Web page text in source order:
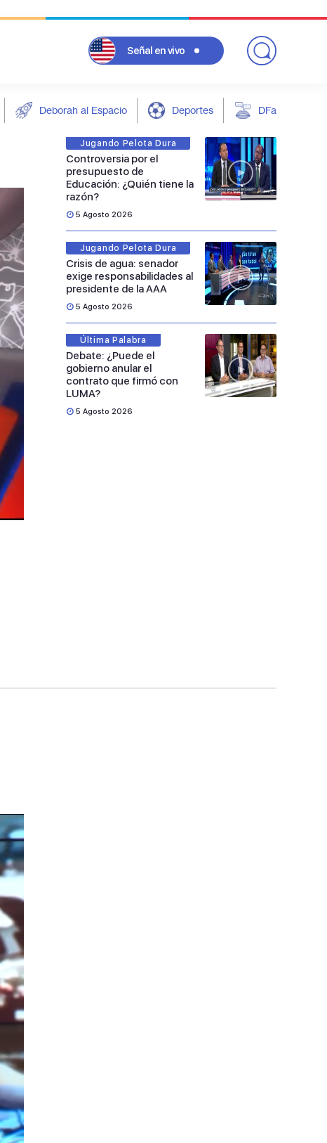
Señal en vivo
Deborah al Espacio Deportes DFarándula
Jugando Pelota Dura
Controversia por el
presupuesto de
Educación: ¿Quién tiene la
razón?
5 Agosto 2026
Jugando Pelota Dura
Crisis de agua: senador
exige responsabilidades al
presidente de la AAA
5 Agosto 2026
Última Palabra
Debate: ¿Puede el
gobierno anular el
contrato que firmó con
LUMA?
5 Agosto 2026